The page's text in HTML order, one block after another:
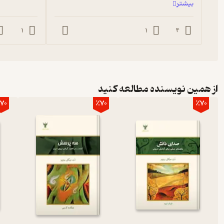
بیشتر
4
1
1
از همین نویسنده مطالعه کنید
٪70 ٪70